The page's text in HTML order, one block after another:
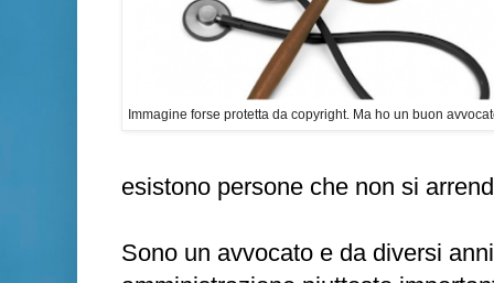
Immagine forse protetta da copyright. Ma ho un buon
esistono persone che non si
Sono un avvocato e da diversi